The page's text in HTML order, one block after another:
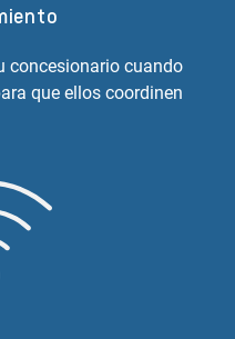
concesionario cuando
que ellos coordinen